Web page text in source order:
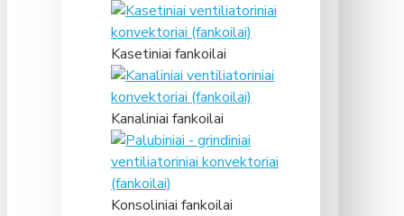
Kasetiniai fankoilai
Kanaliniai fankoilai
Konsoliniai fankoilai